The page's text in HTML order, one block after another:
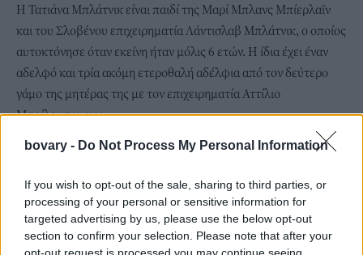
bovary - Do Not Process My Personal Information
If you wish to opt-out of the sale, sharing to third parties, or
processing of your personal or sensitive information for
targeted advertising by us, please use the below opt-out
section to confirm your selection. Please note that after your
Η Τατιάνα Μπλάτνικ είναι παιδί της Μαρί Μπλανς Μπίερλαϊν
και του Σλοβένου επιχειρηματία Λάντισλαβ Μπλάτνικ, ο οποίος
αυτοκτόνησε όταν εκείνη ήταν μόλις 6 ετών. Η ίδια έχει έναν
αδελφό και τρία ακόμη ετεροθαλή αδέλφια από τον δεύτερο
γάμο της μητέρας της με τον επιχειρηματία Αττίλιο
Μπρίλεμπουργκ.